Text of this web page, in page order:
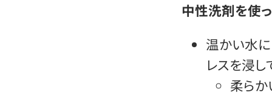
中性洗剤を使
温かい水
レスを浸し
柔らか